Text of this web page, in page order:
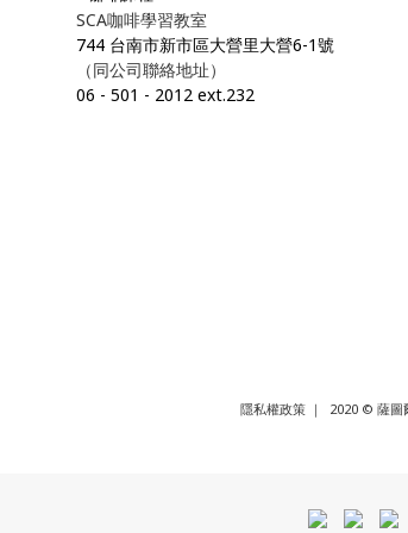
SCA咖啡學習教室
744 台南市新市區大營里大營6-1號
（同公司聯絡地址）
06 - 501 - 2012 ext.232
隱私權政策｜ 2020 © 薩圖